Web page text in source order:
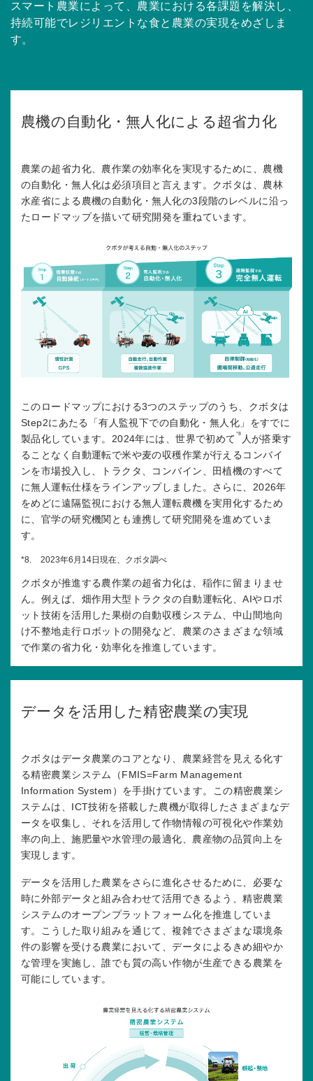
スマート農業によって、農業における各課題を解決し、
持続可能でレジリエントな食と農業の実現をめざしま
す。
農機の自動化・無人化による超省力化
農業の超省力化、農作業の効率化を実現するために、農機
の自動化・無人化は必須項目と言えます。クボタは、農林
水産省による農機の自動化・無人化の3段階のレベルに沿っ
たロードマップを描いて研究開発を重ねています。
このロードマップにおける3つのステップのうち、クボタは
Step2にあたる「有人監視下での自動化・無人化」をすでに
製品化しています。2024年には、世界で初めて *8 人が搭乗す
ることなく自動運転で米や麦の収穫作業が行えるコンバイ
ンを市場投入し、トラクタ、コンバイン、田植機のすべて
に無人運転仕様をラインアップしました。さらに、2026年
をめどに遠隔監視における無人運転農機を実用化するため
に、官学の研究機関とも連携して研究開発を進めていま
す。
*8. 2023年6月14日現在、クボタ調べ
クボタが推進する農作業の超省力化は、稲作に留まりませ
ん。例えば、畑作用大型トラクタの自動運転化、AIやロボ
ット技術を活用した果樹の自動収穫システム、中山間地向
け不整地走行ロボットの開発など、農業のさまざまな領域
で作業の省力化・効率化を推進しています。
データを活用した精密農業の実現
クボタはデータ農業のコアとなり、農業経営を見える化す
る精密農業システム（FMIS=Farm Management
Information System）を手掛けています。この精密農業シ
ステムは、ICT技術を搭載した農機が取得したさまざまなデ
ータを収集し、それを活用して作物情報の可視化や作業効
率の向上、施肥量や水管理の最適化、農産物の品質向上を
実現します。
データを活用した農業をさらに進化させるために、必要な
時に外部データと組み合わせて活用できるよう、精密農業
システムのオープンプラットフォーム化を推進していま
す。こうした取り組みを通じて、複雑でさまざまな環境条
件の影響を受ける農業において、データによるきめ細やか
な管理を実施し、誰でも質の高い作物が生産できる農業を
可能にしています。